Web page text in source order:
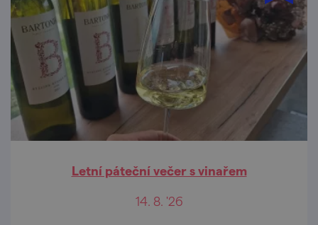
Letní páteční večer s vinařem
14. 8. '26